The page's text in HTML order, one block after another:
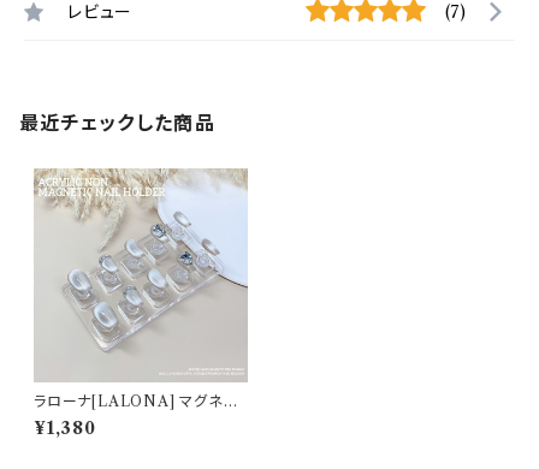
レビュー (7)
最近チェックした商品
ラローナ[LALONA] マグネット
無しネイルチップスタンド(10個
＋ベースセット )ネイルチップ作
¥1,380